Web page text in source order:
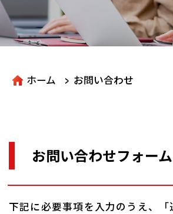
ホーム > お問い合わせ
お問い合わせフォーム
下記に必要事項を入力のうえ、